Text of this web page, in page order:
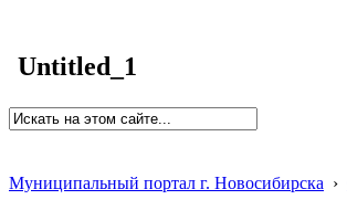
Untitled_1
Муниципальный портал г. Новосибирска ›